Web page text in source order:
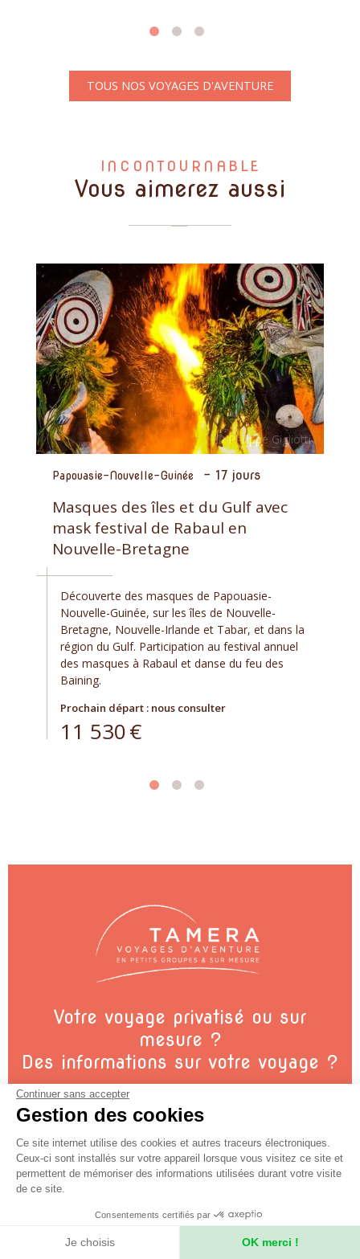
TOUS NOS VOYAGES D'AVENTURE
INCONTOURNABLE
Vous aimerez aussi
Papouasie-Nouvelle-Guinée - 17 jours
Masques des îles et du Gulf avec
mask festival de Rabaul en
Nouvelle-Bretagne
Découverte des masques de Papouasie-
Nouvelle-Guinée, sur les îles de Nouvelle-
Bretagne, Nouvelle-Irlande et Tabar, et dans la
région du Gulf. Participation au festival annuel
des masques à Rabaul et danse du feu des
Baining.
Prochain départ : nous consulter
11 530€
Votre voyage privatisé ou sur
mesure ?
Des informations sur votre voyage ?
Contactez nos conseillers
+33 (0)4 78 37 88 88
Samedi : 10h - 12h & 14h - 17h
Continuer sans accepter
Gestion des cookies
Ce site internet utilise des cookies et autres traceurs électroniques.
Ceux-ci sont installés sur votre appareil lorsque vous visitez ce site et
permettent de mémoriser des informations utilisées durant votre visite
de ce site.
Consentements certifiés par
Je choisis OK merci !